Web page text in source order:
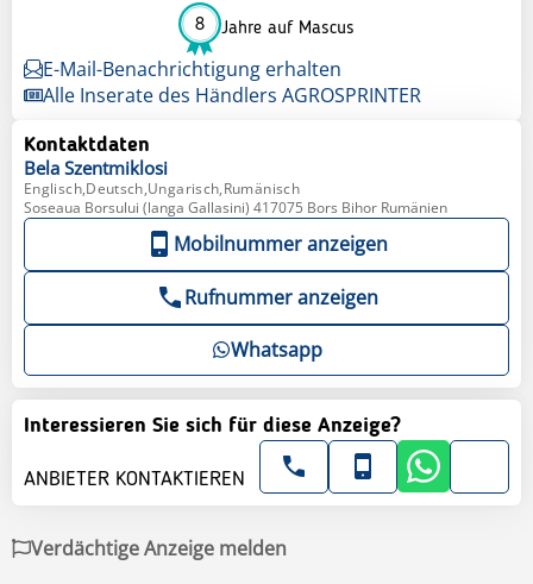
8 Jahre auf Mascus
E-Mail-Benachrichtigung erhalten
Alle Inserate des Händlers AGROSPRINTER
Kontaktdaten
Bela Szentmiklosi
Englisch,Deutsch,Ungarisch,Rumänisch
Soseaua Borsului (langa Gallasini) 417075 Bors Bihor Rumänien
Mobilnummer anzeigen
Rufnummer anzeigen
Whatsapp
Interessieren Sie sich für diese Anzeige?
ANBIETER KONTAKTIEREN
Verdächtige Anzeige melden